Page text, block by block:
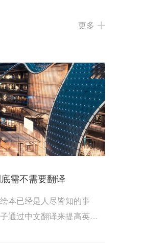
要怎么去选择？从这更多
需不需要翻译
本已经是人尽皆知的事
通过中文翻译来提高英语